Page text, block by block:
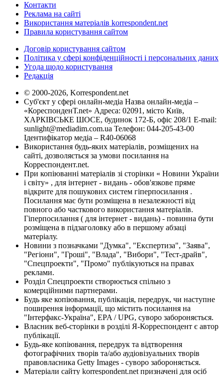
Контакти
Реклама на сайті
Використання матеріалів korrespondent.net
Правила користування сайтом
Договір користування сайтом
Політика у сфері конфіденційності і персональних даних
Угода щодо користування
Редакція
© 2000-2026, Korrespondent.net
Суб'єкт у сфері онлайн-медіа Назва онлайн-медіа –
«КореспонденТ.net» Адреса: 02091, місто Київ,
ХАРКІВСЬКЕ ШОСЕ, будинок 172-Б, офіс 208/1 E-mail:
sunlight@mediadim.com.ua Телефон: 044-205-43-00
Ідентифікатор медіа – R40-06068
Використання будь-яких матеріалів, розміщених на
сайті, дозволяється за умови посилання на
Корреспондент.net.
При копіюванні матеріалів зі сторінки « Новини України
і світу» , для інтернет - видань - обов'язкове пряме
відкрите для пошукових систем гіперпосилання .
Посилання має бути розміщена в незалежності від
повного або часткового використання матеріалів.
Гіперпосилання ( для інтернет - видань) - повинна бути
розміщена в підзаголовку або в першому абзаці
матеріалу.
Новини з позначками "Думка", "Експертиза", "Заява",
"Регіони", "Гроші", "Влада", "Вибори", "Тест-драйв",
"Спецпроекти", "Промо" публікуються на правах
реклами.
Розділ Спецпроекти створюється спільно з
комерційними партнерами.
Будь яке копіювання, публікація, передрук, чи наступне
поширення інформації, що містить посилання на
"Інтерфакс-Україна", EPA / UPG, суворо забороняється.
Власник веб-сторінки в розділі Я-Корреспондент є автор
публікації.
Будь-яке копіювання, передрук та відтворення
фотографічних творів та/або аудіовізуальних творів
правовласника Getty Images - суворо забороняється.
Матеріали сайту korrespondent.net призначені для осіб